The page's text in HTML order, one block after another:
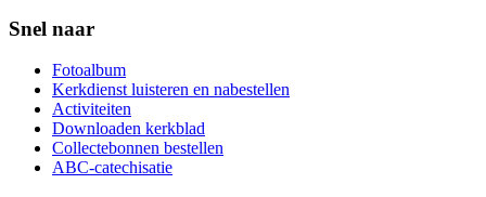
Snel naar
Fotoalbum
Kerkdienst luisteren en nabestellen
Activiteiten
Downloaden kerkblad
Collectebonnen bestellen
ABC-catechisatie